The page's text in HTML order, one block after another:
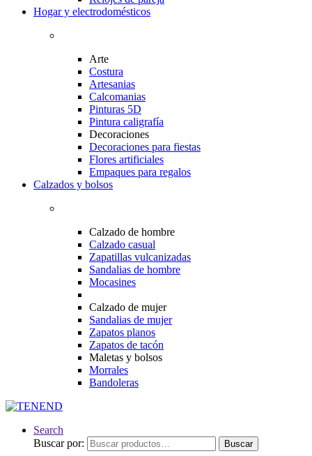
Hogar y electrodomésticos
Arte
Costura
Artesanias
Calcomanias
Pinturas 5D
Pintura caligrafía
Decoraciones
Decoraciones para fiestas
Flores artificiales
Empaques para regalos
Calzados y bolsos
Calzado de hombre
Calzado casual
Zapatillas vulcanizadas
Sandalias de hombre
Mocasines
Calzado de mujer
Sandalias de mujer
Zapatos planos
Zapatos de tacón
Maletas y bolsos
Morrales
Bandoleras
Search
Buscar por:
Buscar